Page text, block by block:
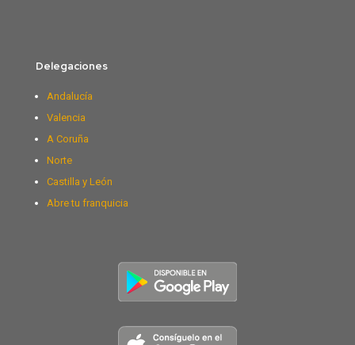
Delegaciones
Andalucía
Valencia
A Coruña
Norte
Castilla y León
Abre tu franquicia